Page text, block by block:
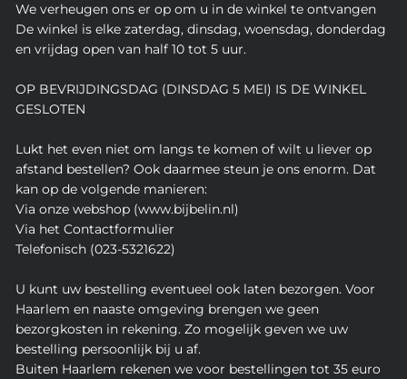
We verheugen ons er op om u in de winkel te ontvangen
De winkel is elke zaterdag, dinsdag, woensdag, donderdag
en vrijdag open van half 10 tot 5 uur.
OP BEVRIJDINGSDAG (DINSDAG 5 MEI) IS DE WINKEL
GESLOTEN
Lukt het even niet om langs te komen of wilt u liever op
afstand bestellen? Ook daarmee steun je ons enorm. Dat
kan op de volgende manieren:
Via onze webshop (www.bijbelin.nl)
Via het Contactformulier
Telefonisch (023-5321622)
U kunt uw bestelling eventueel ook laten bezorgen. Voor
Haarlem en naaste omgeving brengen we geen
bezorgkosten in rekening. Zo mogelijk geven we uw
bestelling persoonlijk bij u af.
Buiten Haarlem rekenen we voor bestellingen tot 35 euro